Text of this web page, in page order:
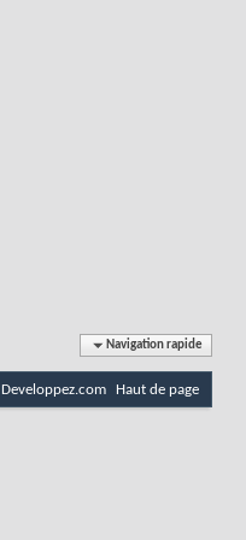
Navigation rapide
Developpez.com Haut de page